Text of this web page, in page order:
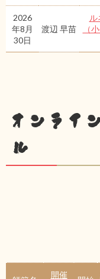
2026
年8月
30日
渡辺 早苗
（
オンライ
ル
開催